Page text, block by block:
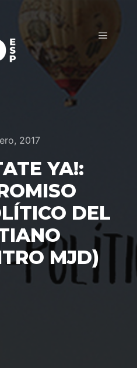
Menú
2017
YA!:
DEL
MJD)